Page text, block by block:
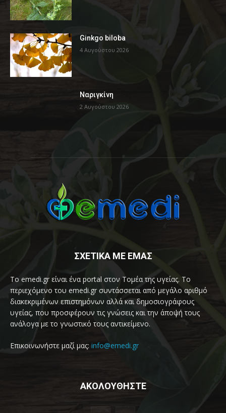
Ginkgo biloba
4 Αυγούστου 2026
Ναριγκίνη
2 Αυγούστου 2026
ΣΧΕΤΙΚΑ ΜΕ ΕΜΑΣ
Το emedi.gr είναι ένα portal στον Τομέα της υγείας. Το
περιεχόμενο του emedi.gr συντάσσεται από μεγάλο αριθμό
διακεκριμένων επιστημόνων αλλά και δημοσιογράφους
υγείας, που προσφέρουν τις γνώσεις και την άποψή τους
ανάλογα με το γνωστικό τους αντικείμενο.
Επικοινωνήστε μαζί μας: info@emedi.gr
ΑΚΟΛΟΥΘΗΣΤΕ